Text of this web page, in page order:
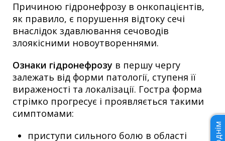
Причиною гідронефрозу в онкопацієнтів,
як правило, є порушення відтоку сечі
внаслідок здавлювання сечоводів
злоякісними новоутвореннями.
Ознаки гідронефрозу в першу чергу
залежать від форми патології, ступеня її
вираженості та локалізації. Гостра форма
стрімко прогресує і проявляється такими
симптомами:
приступи сильного болю в області